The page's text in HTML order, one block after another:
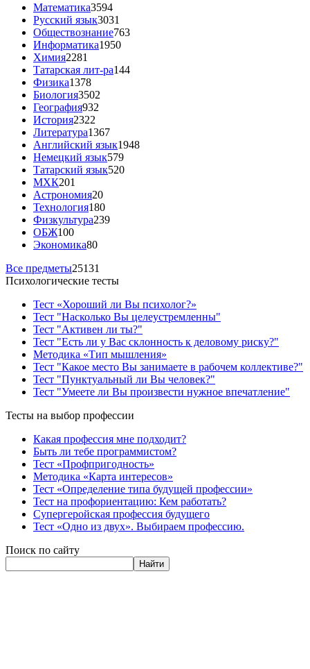
Математика3594
Русский язык3031
Обществознание763
Информатика1950
Химия2281
Татарская лит-ра144
Физика1378
Биология3502
География932
История2322
Литература1367
Английский язык1948
Немецкий язык579
Татарский язык520
МХК201
Астрономия20
Технология180
Физкультура239
ОБЖ100
Экономика80
Все предметы25131
Психологические тесты
Тест «Хороший ли Вы психолог?»
Тест "Насколько Вы целеустремленны"
Тест "Активен ли ты?"
Тест "Есть ли у Вас склонность к деловому риску?"
Методика «Тип мышления»
Тест "Какое место Вы занимаете в рабочем коллективе?"
Тест "Пунктуальный ли Вы человек?"
Тест "Умеете ли Вы произвести нужное впечатление"
Тесты на выбор профессии
Какая профессия мне подходит?
Быть ли тебе программистом?
Тест «Профпригодность»
Методика «Карта интересов»
Тест «Определение типа будущей профессии»
Тест на профориентацию: Кем работать?
Супергеройская профессия будущего
Тест «Одно из двух». Выбираем профессию.
Поиск по сайту
Найти